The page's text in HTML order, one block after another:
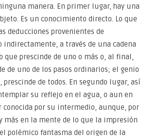
manera. En primer lugar, hay una
Es un conocimiento directo. Lo que
deducciones provenientes de
a través de una cadena
que prescinde de uno o más o, al final,
de uno de los pasos ordinarios; el genio
de todos. En segundo lugar, así
su reflejo en el agua, o aun en
por su intermedio, aunque, por
más en la mente de lo que la impresión
polémico fantasma del origen de la